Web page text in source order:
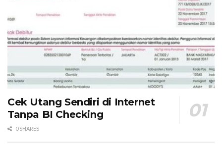
Cek Utang Sendiri di Internet
Tanpa BI Checking
0 SHARES